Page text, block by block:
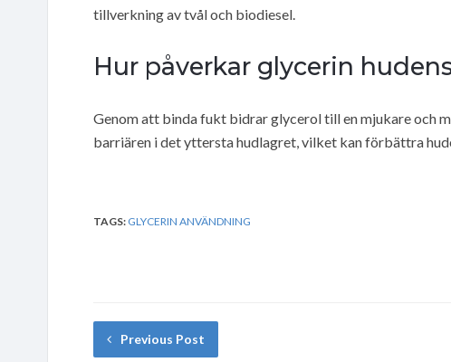
tillverkning av tvål och biodiesel.
Hur påverkar glycerin
Genom att binda fukt bidrar glycerol till en mjukare och
barriären i det yttersta hudlagret, vilket kan förbättra
TAGS: GLYCERIN ANVÄNDNING
Previous Post